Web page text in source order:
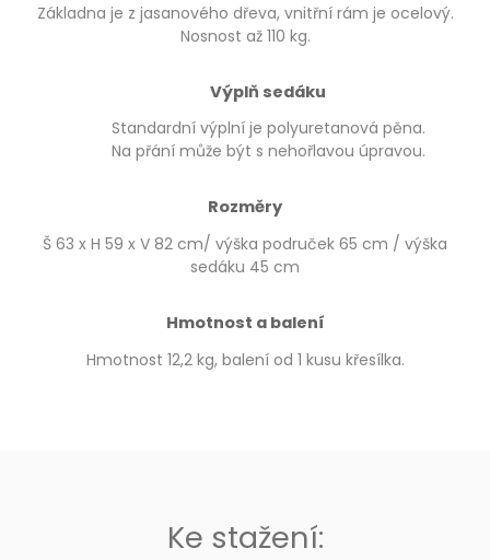
Základna je z jasanového dřeva, vnitřní rám je ocelový.
Nosnost až 110 kg.
Výplň sedáku
Standardní výplní je polyuretanová pěna.
Na přání může být s nehořlavou úpravou.
Rozměry
Š 63 x H 59 x V 82 cm/ výška područek 65 cm / výška
sedáku 45 cm
Hmotnost a balení
Hmotnost 12,2 kg, balení od 1 kusu křesílka.
Ke stažení: